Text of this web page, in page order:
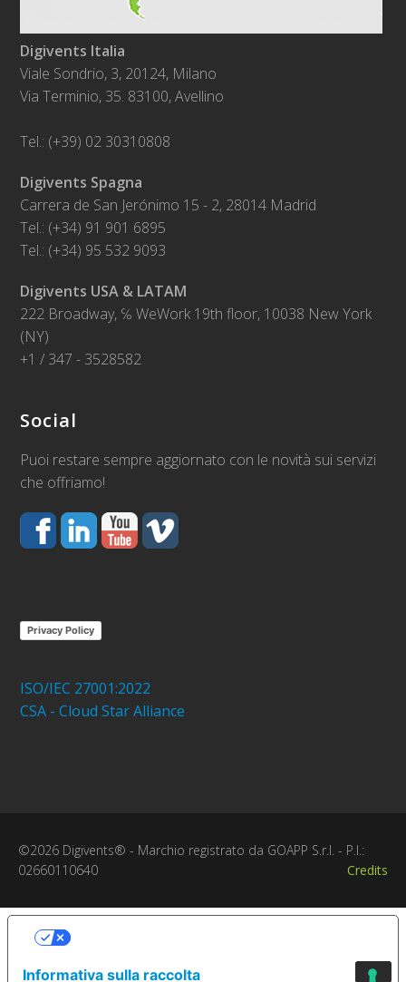
Digivents Italia
Viale Sondrio, 3, 20124, Milano
Via Terminio, 35. 83100, Avellino
Tel.: (+39) 02 30310808
Digivents Spagna
Carrera de San Jerónimo 15 - 2, 28014 Madrid
Tel.: (+34) 91 901 6895
Tel.: (+34) 95 532 9093
Digivents USA & LATAM
222 Broadway, ℅ WeWork 19th floor, 10038 New York
(NY)
+1 / 347 - 3528582
Social
Puoi restare sempre aggiornato con le novità sui servizi
che offriamo!
Privacy Policy
ISO/IEC 27001:2022
CSA - Cloud Star Alliance
©2026 Digivents® - Marchio registrato da GOAPP S.r.l. - P.I.:
02660110640
Credits
Informativa sulla raccolta